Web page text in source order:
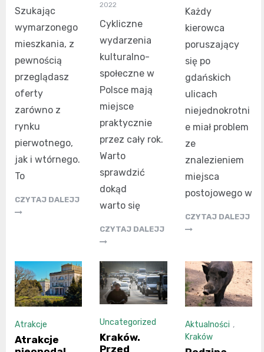
Szukając
wymarzonego
mieszkania, z
pewnością
przeglądasz
oferty
zarówno z
rynku
pierwotnego,
jak i wtórnego.
To
CZYTAJ DALEJJ
2022
Cykliczne
wydarzenia
kulturalno-
społeczne w
Polsce mają
miejsce
praktycznie
przez cały rok.
Warto
sprawdzić
dokąd
warto się
CZYTAJ DALEJJ
Każdy
kierowca
poruszający
się po
gdańskich
ulicach
niejednokrotni
e miał problem
ze
znalezieniem
miejsca
postojowego w
CZYTAJ DALEJJ
Atrakcje
Atrakcje
Uncategorized
Kraków.
Przed
Aktualności ,
Kraków